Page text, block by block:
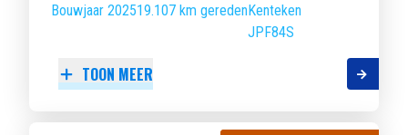
Bouwjaar 202519.107 km geredenKenteken
JPF84S
TOON MEER